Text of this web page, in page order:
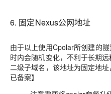
6. 固定Nexus公网地址
由于以上使用Cpolar所创建的
时内会随机变化，不利于长期
二级子域名，该地址为固定地
已备案】